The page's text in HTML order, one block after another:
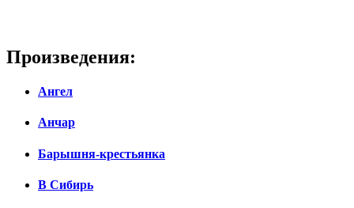
Произведения:
Ангел
Анчар
Барышня-крестьянка
В Сибирь